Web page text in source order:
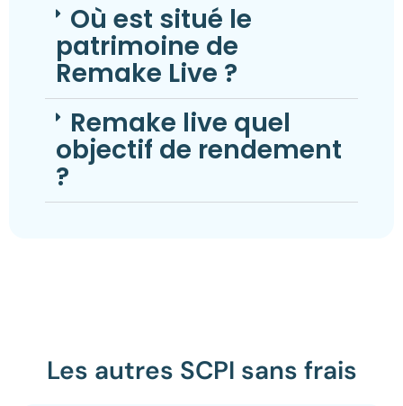
Où est situé le
patrimoine de
Remake Live ?
Remake live quel
objectif de rendement
?
Les autres SCPI sans frais